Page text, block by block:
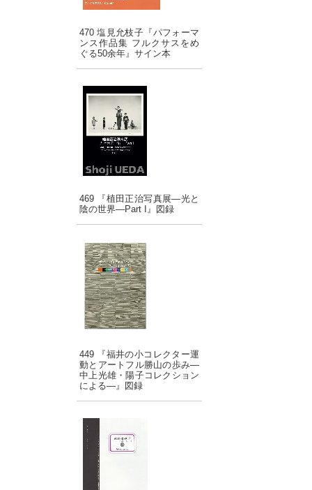
470 塩見允枝子『パフォーマ
ンス作品集 フルクサスをめ
ぐる50余年』サイン本
469 『植田正治写真展―光と
陰の世界―Part I』図録
449 『福井の小コレクター運
動とアートフル勝山の歩み―
中上光雄・陽子コレクション
による―』図録